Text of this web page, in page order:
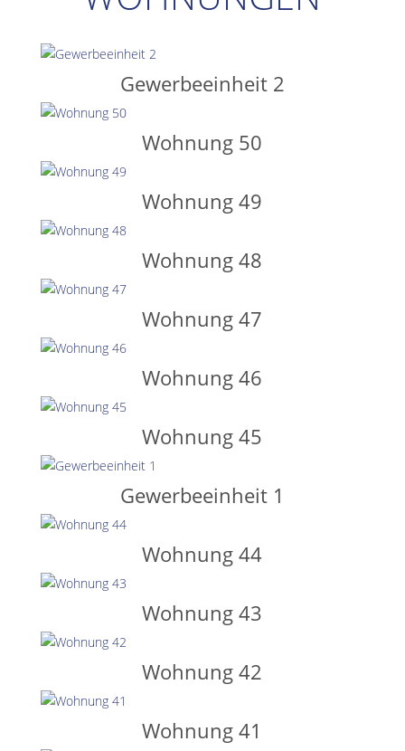
Gewerbeeinheit 2
Wohnung 50
Wohnung 49
Wohnung 48
Wohnung 47
Wohnung 46
Wohnung 45
Gewerbeeinheit 1
Wohnung 44
Wohnung 43
Wohnung 42
Wohnung 41